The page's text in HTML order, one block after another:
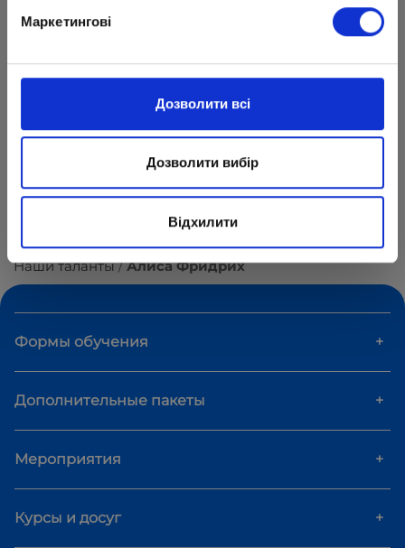
Маркетингові
Дозволити всі
Дозволити вибір
Відхилити
Поздравляем Алису! Любим! Гордимся!
Центр образования «ОПТИМА»
О школе
Наши таланты
Алиса Фридрих
Формы обучения +
Дополнительные пакеты +
Мероприятия +
Курсы и досуг +